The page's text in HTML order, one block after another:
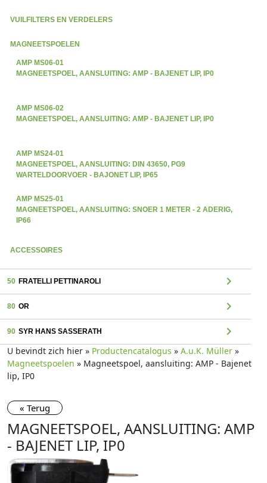
VUILFILTERS EN VERDELERS
MAGNEETSPOELEN
AMP MS06-01
MAGNEETSPOEL, AANSLUITING: AMP - BAJENET LIP, IP0
AMP MS06-02
MAGNEETSPOEL, AANSLUITING: AMP - BAJENET LIP, IP0
AMP MS24-01
MAGNEETSPOEL, AANSLUITING: DIN 43650, PG9
WARTELDOORVOER - BAJONET LIP, IP65
AMP MS25-01
MAGNEETSPOEL, AANSLUITING: SNOER 1 METER - 2 ADERIG,
IP66
ACCESSOIRES
50 FRATELLI PETTINAROLI chevron_right
80 OR chevron_right
90 SYR HANS SASSERATH chevron_right
U bevindt zich hier » Productencatalogus » A.u.K. Müller »
Magneetspoelen » Magneetspoel, aansluiting: AMP - Bajenet
lip, IP0
« Terug
MAGNEETSPOEL, AANSLUITING: AMP
- BAJENET LIP, IP0